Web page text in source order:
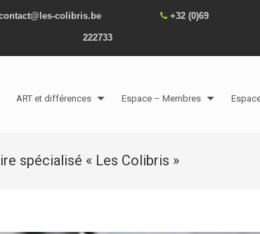
colibris.be +32 (0)69
222733
ART et différences Espace – Membres
spécialisé « Les Colibris »